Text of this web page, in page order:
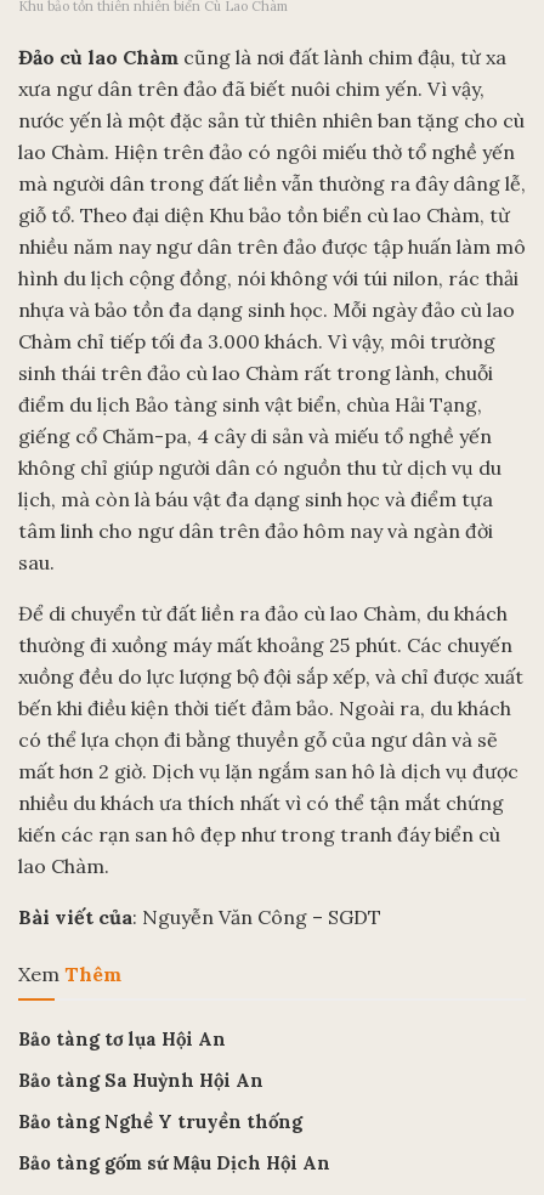
Khu bảo tồn thiên nhiên biển Cù Lao Chàm
Đảo cù lao Chàm cũng là nơi đất lành chim đậu, từ xa
xưa ngư dân trên đảo đã biết nuôi chim yến. Vì vậy,
nước yến là một đặc sản từ thiên nhiên ban tặng cho cù
lao Chàm. Hiện trên đảo có ngôi miếu thờ tổ nghề yến
mà người dân trong đất liền vẫn thường ra đây dâng lễ,
giỗ tổ. Theo đại diện Khu bảo tồn biển cù lao Chàm, từ
nhiều năm nay ngư dân trên đảo được tập huấn làm mô
hình du lịch cộng đồng, nói không với túi nilon, rác thải
nhựa và bảo tồn đa dạng sinh học. Mỗi ngày đảo cù lao
Chàm chỉ tiếp tối đa 3.000 khách. Vì vậy, môi trường
sinh thái trên đảo cù lao Chàm rất trong lành, chuỗi
điểm du lịch Bảo tàng sinh vật biển, chùa Hải Tạng,
giếng cổ Chăm-pa, 4 cây di sản và miếu tổ nghề yến
không chỉ giúp người dân có nguồn thu từ dịch vụ du
lịch, mà còn là báu vật đa dạng sinh học và điểm tựa
tâm linh cho ngư dân trên đảo hôm nay và ngàn đời
sau.
Để di chuyển từ đất liền ra đảo cù lao Chàm, du khách
thường đi xuồng máy mất khoảng 25 phút. Các chuyến
xuồng đều do lực lượng bộ đội sắp xếp, và chỉ được xuất
bến khi điều kiện thời tiết đảm bảo. Ngoài ra, du khách
có thể lựa chọn đi bằng thuyền gỗ của ngư dân và sẽ
mất hơn 2 giờ. Dịch vụ lặn ngắm san hô là dịch vụ được
nhiều du khách ưa thích nhất vì có thể tận mắt chứng
kiến các rạn san hô đẹp như trong tranh đáy biển cù
lao Chàm.
Bài viết của: Nguyễn Văn Công – SGDT
Xem Thêm
Bảo tàng tơ lụa Hội An
Bảo tàng Sa Huỳnh Hội An
Bảo tàng Nghề Y truyền thống
Bảo tàng gốm sứ Mậu Dịch Hội An